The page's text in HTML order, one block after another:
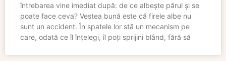
întrebarea vine imediat după: de ce albește părul și se
poate face ceva? Vestea bună este că firele albe nu
sunt un accident. În spatele lor stă un mecanism pe
care, odată ce îl înțelegi, îl poți sprijini blând, fără să